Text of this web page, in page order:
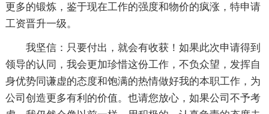
更多的锻炼，鉴于现在工作的强度和物价的疯涨，特申请
工资晋升一级。
我坚信：只要付出，就会有收获！如果此次申请得到
领导的认同，我会更加珍惜这份工作，不负众望，发挥自
身优势同谦虚的态度和饱满的热情做好我的本职工作，为
公司创造更多有利的价值。也请您放心，如果公司不予考